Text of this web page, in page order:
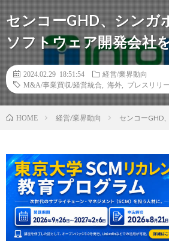
センコーGHD、シンガ
ソフトウェア開発会社
2024.02.29 18:51:54
経営/業界動向
M&A/事業買収/経営統合
海外 プレスリリ
HOME 経営/業界動向 センコーGHD